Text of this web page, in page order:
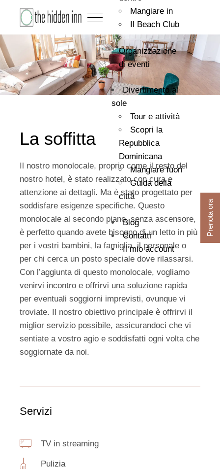
Mangiare in
Il Beach Club
Organizzazione
di eventi
Divertimento al
sole
Tour e attività
Scopri la
Repubblica
Dominicana
Mangiare fuori
Guida della
città
Blog
Contatti
Il mio account
La soffitta
Il nostro monolocale, proprio come il resto del
nostro hotel, è stato realizzato con cura e
attenzione ai dettagli. Ma è stato progettato per
soddisfare esigenze specifiche. Questo
monolocale al secondo piano, senza ascensore,
è perfetto quando avete bisogno di un letto in più
per i vostri bambini, la famiglia, il personale o
per chi cerca un posto speciale dove rilassarsi.
Con l’aggiunta di questo monolocale, vogliamo
venirvi incontro e offrirvi una soluzione rapida
per eventuali soggiorni imprevisti, ovunque vi
troviate. Il nostro obiettivo principale è offrirvi il
miglior servizio possibile, assicurandoci che vi
sentiate a vostro agio e soddisfatti ogni volta che
soggiornate da noi.
Servizi
TV in streaming
Pulizia
Prenota ora